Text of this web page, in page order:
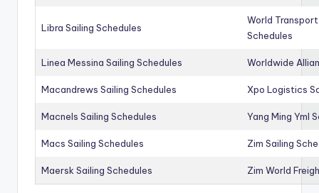
Libra Sailing Schedules
World
Schedules
Linea Messina Sailing Schedules Worldwide
Macandrews Sailing Schedules Xpo Logistics
Macnels Sailing Schedules Yang Ming Yml
Macs Sailing Schedules Zim Sailing
Maersk Sailing Schedules Zim World